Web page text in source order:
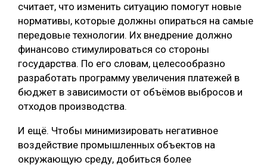
считает, что изменить ситуацию помогут новые
нормативы, которые должны опираться на самые
передовые технологии. Их внедрение должно
финансово стимулироваться со стороны
государства. По его словам, целесообразно
разработать программу увеличения платежей в
бюджет в зависимости от объёмов выбросов и
отходов производства.
И ещё. Чтобы минимизировать негативное
воздействие промышленных объектов на
окружающую среду, добиться более